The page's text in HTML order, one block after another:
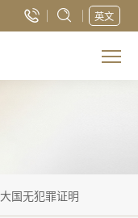
英文
大国无犯罪证明